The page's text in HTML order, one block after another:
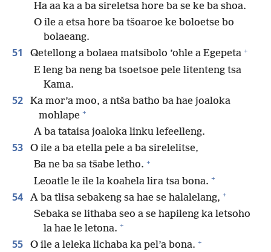
Ha aa ka a ba sireletsa hore ba se ke ba shoa.
O ile a etsa hore ba tšoaroe ke boloetse bo
bolaeang.
51 Qetellong a bolaea matsibolo ’ohle a Egepeta +
E leng ba neng ba tsoetsoe pele litenteng tsa
Kama.
52
Ka mor’a moo, a ntša batho ba hae joaloka
mohlape +
A ba tataisa joaloka linku lefeelleng.
53
O ile a ba etella pele a ba sirelelitse,
Ba ne ba sa tšabe letho. +
Leoatle le ile la koahela lira tsa bona. +
54 A ba tlisa sebakeng sa hae se halalelang, +
Sebaka se lithaba seo a se hapileng ka letsoho
la hae le letona. +
55 O ile a leleka lichaba ka pel’a bona. +